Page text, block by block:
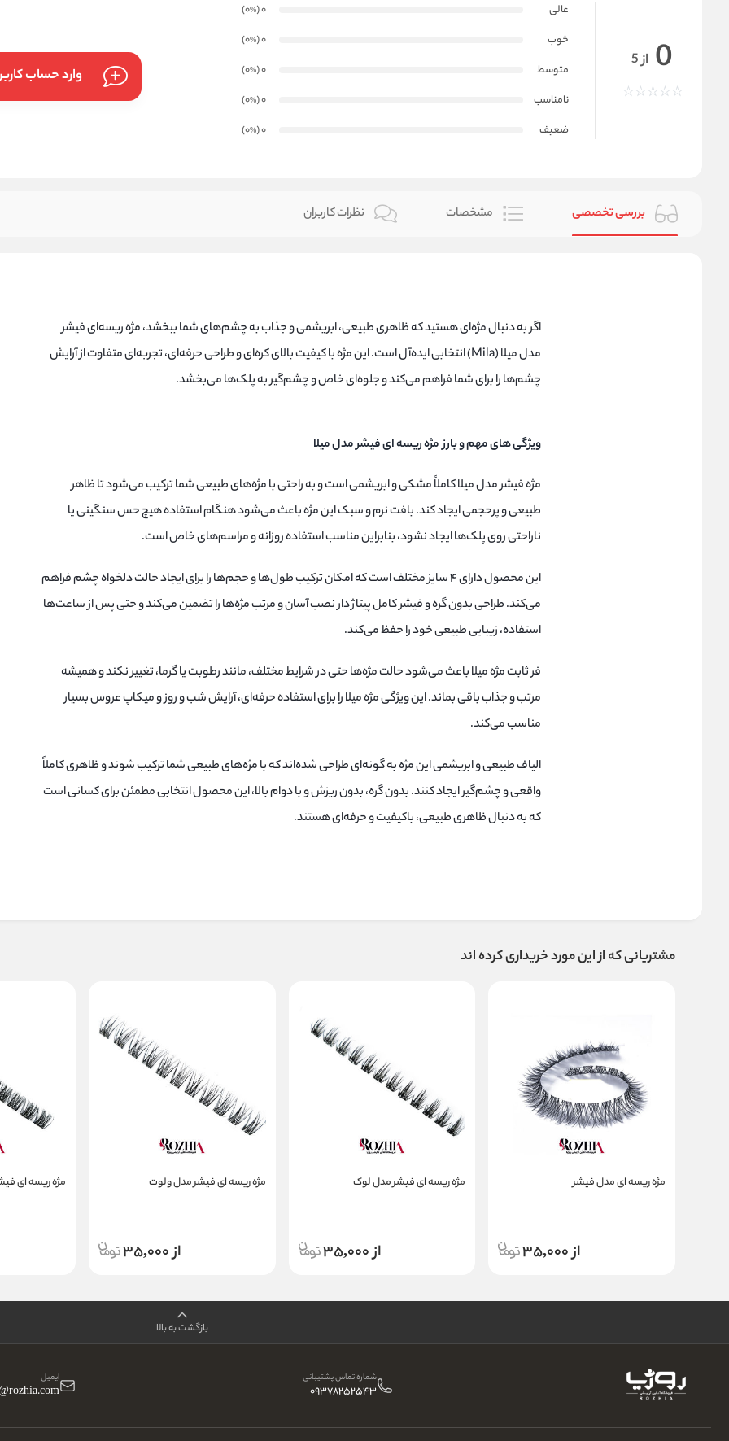
0 از 5
عالی 0
(0
%
)
خوب
0
(0
%
)
متوسط
0
(0
%
)
نامناسب
0
(0
%
)
ضعیف
0
(0
%
)
وارد حساب
بررسی تخصصی مشخصات نظرات کاربران
اگر به دنبال مژه‌ای هستید که ظاهری طبیعی، ابریشمی و جذاب به چشم‌های شما ببخشد، مژه ریسه‌ای فیشر
مدل میلا (Mila) انتخابی ایده‌آل است. این مژه با کیفیت بالای کره‌ای و طراحی حرفه‌ای، تجربه‌ای متفاوت از آرایش
چشم‌ها را برای شما فراهم می‌کند و جلوه‌ای خاص و چشم‌گیر به پلک‌ها می‌بخشد.
ویژگی های مهم و بارز مژه ریسه ای فیشر مدل میلا
مژه فیشر مدل میلا کاملاً مشکی و ابریشمی است و به راحتی با مژه‌های طبیعی شما ترکیب می‌شود تا ظاهر
طبیعی و پرحجمی ایجاد کند. بافت نرم و سبک این مژه باعث می‌شود هنگام استفاده هیچ حس سنگینی یا
ناراحتی روی پلک‌ها ایجاد نشود، بنابراین مناسب استفاده روزانه و مراسم‌های خاص است.
این محصول دارای ۴ سایز مختلف است که امکان ترکیب طول‌ها و حجم‌ها را برای ایجاد حالت دلخواه چشم فراهم
می‌کند. طراحی بدون گره و فیشر کامل پیتاژ دار نصب آسان و مرتب مژه‌ها را تضمین می‌کند و حتی پس از ساعت‌ها
استفاده، زیبایی طبیعی خود را حفظ می‌کند.
فر ثابت مژه میلا باعث می‌شود حالت مژه‌ها حتی در شرایط مختلف، مانند رطوبت یا گرما، تغییر نکند و همیشه
مرتب و جذاب باقی بماند. این ویژگی مژه میلا را برای استفاده حرفه‌ای، آرایش شب و روز و میکاپ عروس بسیار
مناسب می‌کند.
الیاف طبیعی و ابریشمی این مژه به گونه‌ای طراحی شده‌اند که با مژه‌های طبیعی شما ترکیب شوند و ظاهری کاملاً
واقعی و چشم‌گیر ایجاد کنند. بدون گره، بدون ریزش و با دوام بالا، این محصول انتخابی مطمئن برای کسانی است
که به دنبال ظاهری طبیعی، باکیفیت و حرفه‌ای هستند.
مشتریانی که از این مورد خریداری کرده اند
مژه ریسه ای مدل فیشر
از 35,000
مژه ریسه ای فیشر مدل لوک
از 35,000
مژه ریسه ای فیشر مدل ولوت
از 35,000
مژه ریسه ای
بازگشت به بالا
شماره تماس پشتیبانی
09378252543
ایمیل